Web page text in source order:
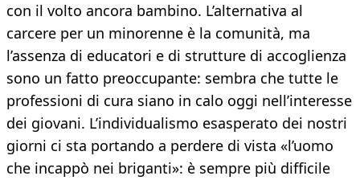
con il volto ancora bambino. L’alternativa al
carcere per un minorenne è la comunità, ma
l’assenza di educatori e di strutture di accoglienza
sono un fatto preoccupante: sembra che tutte le
professioni di cura siano in calo oggi nell’interesse
dei giovani. L’individualismo esasperato dei nostri
giorni ci sta portando a perdere di vista «l’uomo
che incappò nei briganti»: è sempre più difficile